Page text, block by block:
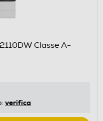
Classe A-
verifica